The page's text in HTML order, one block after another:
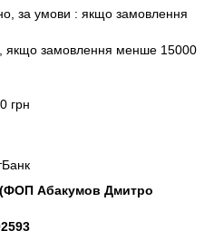
за умови : якщо замовлення
, якщо замовлення менше 15000
грн
(ФОП Абакумов Дмитро